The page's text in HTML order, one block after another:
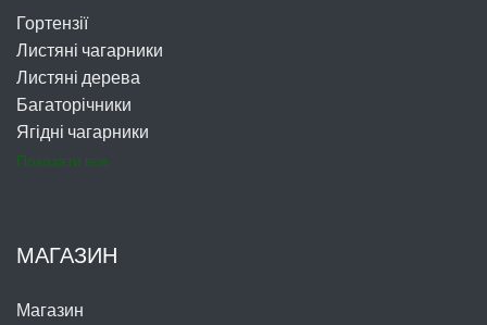
Гортензії
Листяні чагарники
Листяні дерева
Багаторічники
Ягідні чагарники
Показати все
МАГАЗИН
Магазин